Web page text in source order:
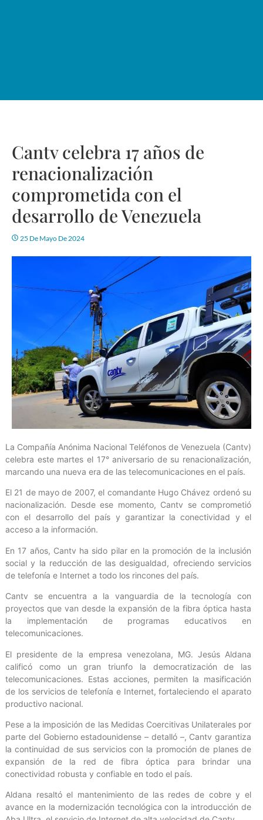
Cantv celebra 17 años de
renacionalización
comprometida con el
desarrollo de Venezuela
25 De Mayo De 2024
La Compañía Anónima Nacional Teléfonos de Venezuela (Cantv)
celebra este martes el 17° aniversario de su renacionalización,
marcando una nueva era de las telecomunicaciones en el país.
El 21 de mayo de 2007, el comandante Hugo Chávez ordenó su
nacionalización. Desde ese momento, Cantv se comprometió
con el desarrollo del país y garantizar la conectividad y el
acceso a la información.
En 17 años, Cantv ha sido pilar en la promoción de la inclusión
social y la reducción de las desigualdad, ofreciendo servicios
de telefonía e Internet a todo los rincones del país.
Cantv se encuentra a la vanguardia de la tecnología con
proyectos que van desde la expansión de la fibra óptica hasta
la implementación de programas educativos en
telecomunicaciones.
El presidente de la empresa venezolana, MG. Jesús Aldana
calificó como un gran triunfo la democratización de las
telecomunicaciones. Estas acciones, permiten la masificación
de los servicios de telefonía e Internet, fortaleciendo el aparato
productivo nacional.
Pese a la imposición de las Medidas Coercitivas Unilaterales por
parte del Gobierno estadounidense – detalló –, Cantv garantiza
la continuidad de sus servicios con la promoción de planes de
expansión de la red de fibra óptica para brindar una
conectividad robusta y confiable en todo el país.
Aldana resaltó el mantenimiento de las redes de cobre y el
avance en la modernización tecnológica con la introducción de